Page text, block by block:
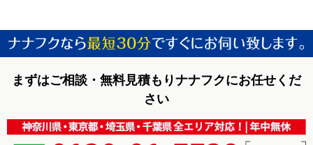
まずはご相談・無料見積もりナナフクにお任せくだ
さい